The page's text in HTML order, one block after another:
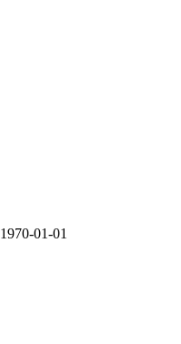
1970-01-01